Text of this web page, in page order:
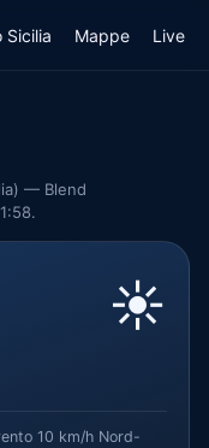
Sicilia Mappe Live
— Blend
☀️
10 km/h Nord-